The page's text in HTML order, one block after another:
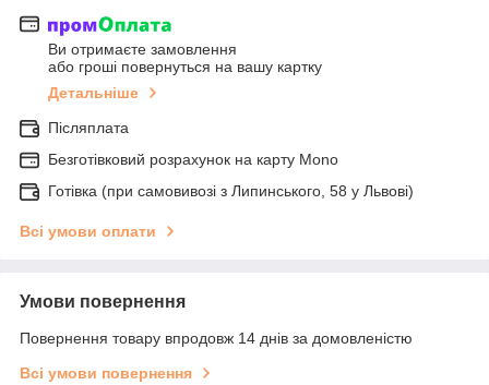
Ви отримаєте замовлення
або гроші повернуться на вашу картку
Детальніше
Післяплата
Безготівковий розрахунок на карту Mono
Готівка (при самовивозі з Липинського, 58 у Львові)
Всі умови оплати
Умови повернення
Повернення товару впродовж 14 днів за домовленістю
Всі умови повернення